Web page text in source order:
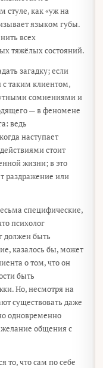
стуле, как «уж на
языком губы.
всех
тяжёлых состояний.
загадку; если
с таким клиентом,
сомнениями и
— в феномене
ведь
наступает
стоит
жизни; в это
раздражение или
специфические,
психолог
должен быть
казалось бы, может
о том, что он
быть
Но, несмотря на
существовать даже
одновременно
общения с
то, что сам по себе